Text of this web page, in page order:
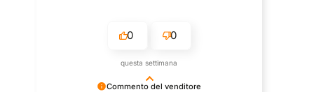
Commento del venditore
0 0
questa settimana